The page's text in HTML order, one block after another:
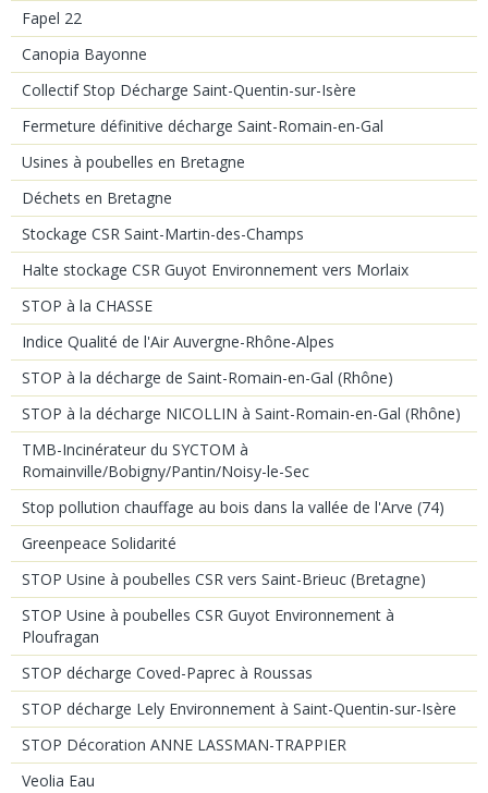
Fapel 22
Canopia Bayonne
Collectif Stop Décharge Saint-Quentin-sur-Isère
Fermeture définitive décharge Saint-Romain-en-Gal
Usines à poubelles en Bretagne
Déchets en Bretagne
Stockage CSR Saint-Martin-des-Champs
Halte stockage CSR Guyot Environnement vers Morlaix
STOP à la CHASSE
Indice Qualité de l'Air Auvergne-Rhône-Alpes
STOP à la décharge de Saint-Romain-en-Gal (Rhône)
STOP à la décharge NICOLLIN à Saint-Romain-en-Gal (Rhône)
TMB-Incinérateur du SYCTOM à
Romainville/Bobigny/Pantin/Noisy-le-Sec
Stop pollution chauffage au bois dans la vallée de l'Arve (74)
Greenpeace Solidarité
STOP Usine à poubelles CSR vers Saint-Brieuc (Bretagne)
STOP Usine à poubelles CSR Guyot Environnement à
Ploufragan
STOP décharge Coved-Paprec à Roussas
STOP décharge Lely Environnement à Saint-Quentin-sur-Isère
STOP Décoration ANNE LASSMAN-TRAPPIER
Veolia Eau